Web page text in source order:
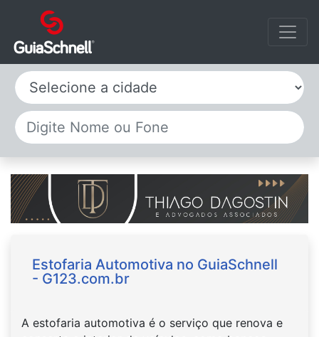
Selecione a cidade
Estofaria Automotiva no GuiaSchnell
- G123.com.br
A estofaria automotiva é o serviço que renova e